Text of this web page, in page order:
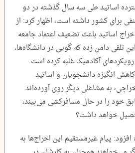
اساتید طی سه سال گذشته در دو
برای کشور داشته است، اظهار کرد: از
اساتید باعث تضعیف اعتماد جامعه
تلقی دامن زده که گویی در دانشگاه‌ها،
آکادمیک غلبه کرده است.
انگیزه دانشجویان و اساتید
به مشاغلی دیگر روی آورده‌اند.
خود را در حال مسافرکشی می‌بیند،
خواهد داشت؟
پیام غیرمستقیم این اخراج‌ها به